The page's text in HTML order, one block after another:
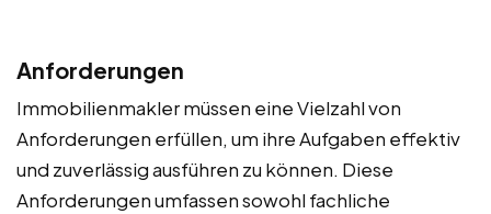
Anforderungen
Immobilienmakler müssen eine Vielzahl von
Anforderungen erfüllen, um ihre Aufgaben effektiv
und zuverlässig ausführen zu können. Diese
Anforderungen umfassen sowohl fachliche